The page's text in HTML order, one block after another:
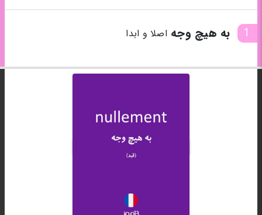
1 به هیچ وجه اصلا و ابدا